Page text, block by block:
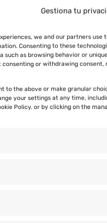
Gestiona tu
we and our partners
Consenting to these
such as browsing behavior or
consenting or withdrawing
to the above or make granular
your settings at any time,
Policy, or by clicking on the